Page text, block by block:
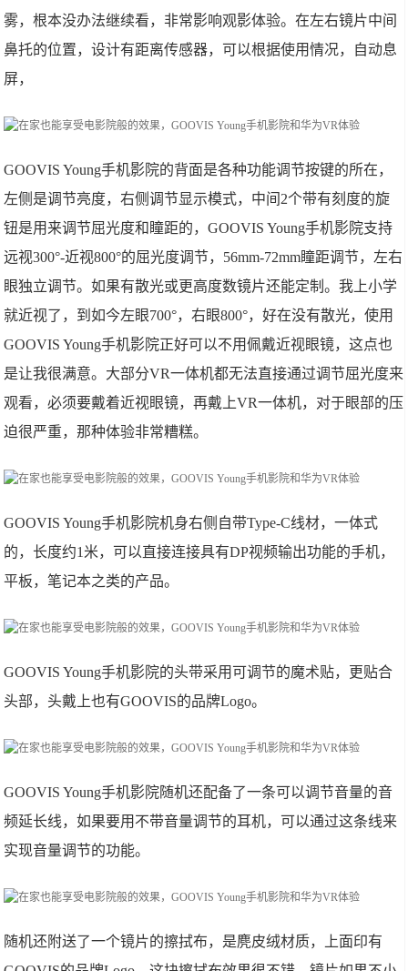
雾，根本没办法继续看，非常影响观影体验。在左右镜片中间
鼻托的位置，设计有距离传感器，可以根据使用情况，自动息
屏，
GOOVIS Young手机影院的背面是各种功能调节按键的所在，
左侧是调节亮度，右侧调节显示模式，中间2个带有刻度的旋
钮是用来调节屈光度和瞳距的，GOOVIS Young手机影院支持
远视300°-近视800°的屈光度调节，56mm-72mm瞳距调节，左右
眼独立调节。如果有散光或更高度数镜片还能定制。我上小学
就近视了，到如今左眼700°，右眼800°，好在没有散光，使用
GOOVIS Young手机影院正好可以不用佩戴近视眼镜，这点也
是让我很满意。大部分VR一体机都无法直接通过调节屈光度来
观看，必须要戴着近视眼镜，再戴上VR一体机，对于眼部的压
迫很严重，那种体验非常糟糕。
GOOVIS Young手机影院机身右侧自带Type-C线材，一体式
的，长度约1米，可以直接连接具有DP视频输出功能的手机，
平板，笔记本之类的产品。
GOOVIS Young手机影院的头带采用可调节的魔术贴，更贴合
头部，头戴上也有GOOVIS的品牌Logo。
GOOVIS Young手机影院随机还配备了一条可以调节音量的音
频延长线，如果要用不带音量调节的耳机，可以通过这条线来
实现音量调节的功能。
随机还附送了一个镜片的擦拭布，是麂皮绒材质，上面印有